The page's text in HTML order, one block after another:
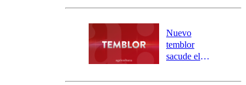
Carahue por
río Damas:
activa
mensajería
SAE
Nuevo
temblor
sacude el
revisa la